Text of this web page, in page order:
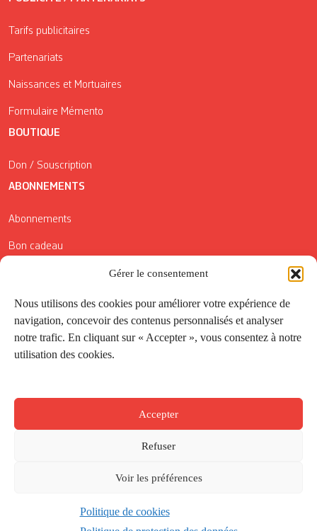
Gérer le consentement
Nous utilisons des cookies pour améliorer votre expérience de
navigation, concevoir des contenus personnalisés et analyser
notre trafic. En cliquant sur « Accepter », vous consentez à notre
utilisation des cookies.
Accepter
Refuser
Voir les préférences
Politique de cookies
Tarifs publicitaires
Partenariats
Naissances et Mortuaires
Formulaire Mémento
BOUTIQUE
Don / Souscription
ABONNEMENTS
Abonnements
Bon cadeau
Conditions générales de vente
Réductions de la Carte Côté Courrier
Application